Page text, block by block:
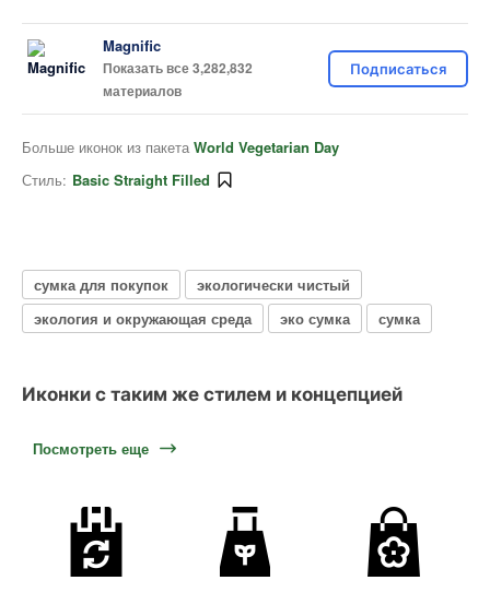
Magnific
Показать все 3,282,832
материалов
Подписаться
Больше иконок из пакета World Vegetarian Day
Стиль: Basic Straight Filled
сумка для покупок
экологически чистый
экология и окружающая среда
эко сумка сумка
Иконки с таким же стилем и концепцией
Посмотреть еще